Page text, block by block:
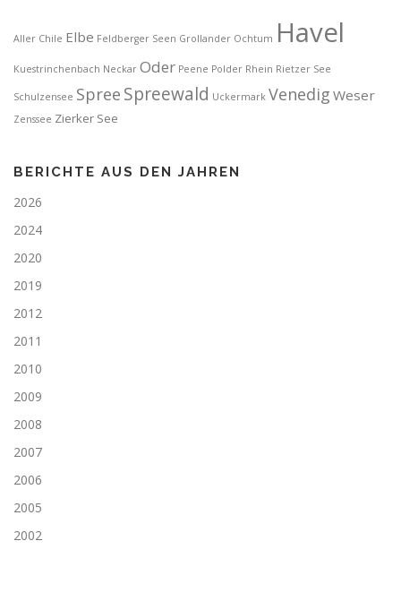
Aller Chile Elbe Feldberger Seen Grollander Ochtum Havel
Kuestrinchenbach Neckar Oder Peene Polder Rhein Rietzer See
Schulzensee Spree Spreewald Uckermark Venedig Weser
Zenssee Zierker See
BERICHTE AUS DEN JAHREN
2026
2024
2020
2019
2012
2011
2010
2009
2008
2007
2006
2005
2002